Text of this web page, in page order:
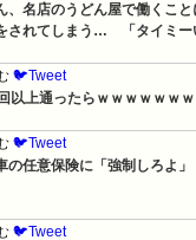
、名店のうどん屋で働くこ
れてしまう…　「タイミー
🐦Tweet
以上通ったらｗｗｗｗｗｗ
🐦Tweet
の任意保険に「強制しろよ
🐦Tweet